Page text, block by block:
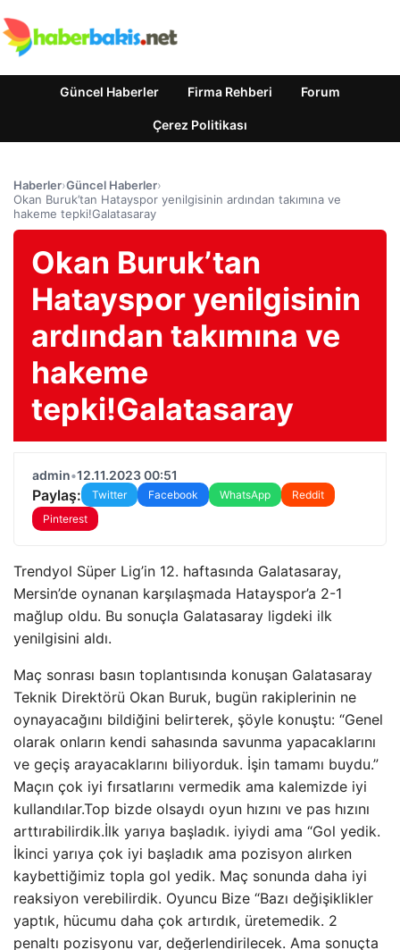
Güncel Haberler Firma Rehberi Forum
Çerez Politikası
Haberler›Güncel Haberler›
Okan Buruk’tan Hatayspor yenilgisinin ardından takımına ve
hakeme tepki!Galatasaray
Okan Buruk’tan
Hatayspor yenilgisinin
ardından takımına ve
hakeme
tepki!Galatasaray
admin•12.11.2023 00:51
Paylaş: Twitter Facebook WhatsApp
Reddit
Pinterest
Trendyol Süper Lig’in 12. haftasında Galatasaray,
Mersin’de oynanan karşılaşmada Hatayspor’a 2-1
mağlup oldu. Bu sonuçla Galatasaray ligdeki ilk
yenilgisini aldı.
Maç sonrası basın toplantısında konuşan Galatasaray
Teknik Direktörü Okan Buruk, bugün rakiplerinin ne
oynayacağını bildiğini belirterek, şöyle konuştu: “Genel
olarak onların kendi sahasında savunma yapacaklarını
ve geçiş arayacaklarını biliyorduk. İşin tamamı buydu.”
Maçın çok iyi fırsatlarını vermedik ama kalemizde iyi
kullandılar.Top bizde olsaydı oyun hızını ve pas hızını
arttırabilirdik.İlk yarıya başladık. iyiydi ama “Gol yedik.
İkinci yarıya çok iyi başladık ama pozisyon alırken
kaybettiğimiz topla gol yedik. Maç sonunda daha iyi
reaksiyon verebilirdik. Oyuncu Bize “Bazı değişiklikler
yaptık, hücumu daha çok artırdık, üretemedik. 2
penaltı pozisyonu var, değerlendirilecek. Ama sonuçta